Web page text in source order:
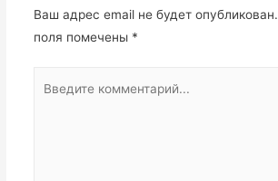
Ваш адрес email не будет опубликован.
поля помечены *